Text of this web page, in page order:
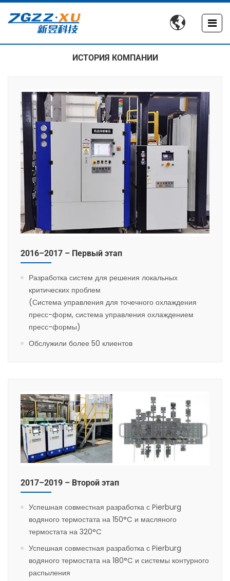

ИСТОРИЯ КОМПАНИИ
2016–2017 – Первый этап
Разработка систем для решения локальных
критических проблем
(Система управления для точечного охлаждения
пресс-форм, система управления охлаждением
пресс-формы)
Обслужили более 50 клиентов
2017–2019 – Второй этап
Успешная совместная разработка с Pierburg
водяного термостата на 150°C и масляного
термостата на 320°C
Успешная совместная разработка с Pierburg
водяного термостата на 180°C и системы контурного
распыления